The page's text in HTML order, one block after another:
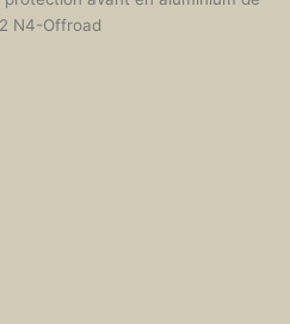
N4-Offroad